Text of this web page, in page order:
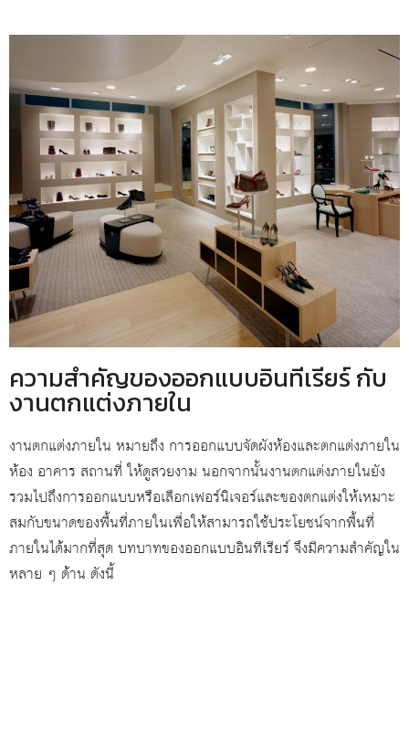
ความสำคัญของออกแบบอินทีเรียร์ กับ
งานตกแต่งภายใน
งานตกแต่งภายใน หมายถึง การออกแบบจัดผังห้องและตกแต่งภายใน
ห้อง อาคาร สถานที่ ให้ดูสวยงาม นอกจากนั้นงานตกแต่งภายในยัง
รวมไปถึงการออกแบบหรือเลือกเฟอร์นิเจอร์และของตกแต่งให้เหมาะ
สมกับขนาดของพื้นที่ภายในเพื่อให้สามารถใช้ประโยชน์จากพื้นที่
ภายในได้มากที่สุด บทบาทของออกแบบอินทีเรียร์ จึงมีความสำคัญใน
หลาย ๆ ด้าน ดังนี้